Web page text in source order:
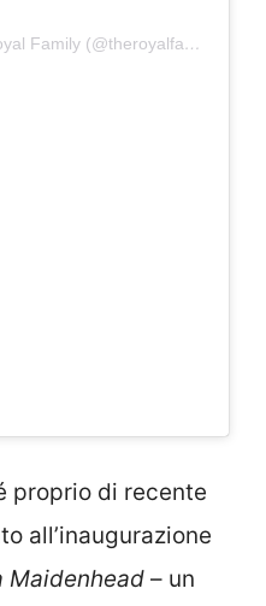
Un post condiviso da The Royal Family (@theroyalfamily)
proprio di recente
all’inaugurazione
Maidenhead – un